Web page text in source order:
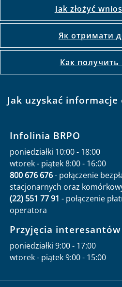
Jak złożyć
Як отримати
Как
Jak uzyskać informacje
Infolinia BRPO
poniedziałki 10:00 - 18:00
wtorek - piątek 8:00 - 16:00
800 676 676- połączenie
stacjonarnych oraz
(22) 551 77 91 - połączenie
operatora
Przyjęcia interesantów
poniedziałki 9:00 - 17:00
wtorek - piątek 9:00 - 15:00